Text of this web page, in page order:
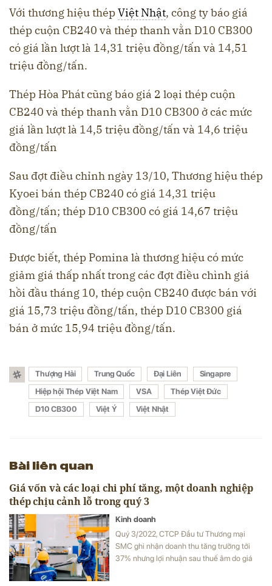
Với thương hiệu thépViệt Nhật, công ty báo giá
thép cuộn CB240 và thép thanh vằn D10 CB300
có giá lần lượt là 14,31 triệu đồng/tấn và 14,51
triệu đồng/tấn.
Thép Hòa Phát cũng báo giá 2 loại thép cuộn
CB240 và thép thanh vằn D10 CB300 ở các mức
giá lần lượt là 14,5 triệu đồng/tấn và 14,6 triệu
đồng/tấn
Sau đợt điều chỉnh ngày 13/10, Thương hiệu thép
Kyoei bán thép CB240 có giá 14,31 triệu
đồng/tấn; thép D10 CB300 có giá 14,67 triệu
đồng/tấn
Được biết, thép Pomina là thương hiệu có mức
giảm giá thấp nhất trong các đợt điều chình giá
hồi đầu tháng 10, thép cuộn CB240 được bán với
giá 15,73 triệu đồng/tấn, thép D10 CB300 giá
bán ở mức 15,94 triệu đồng/tấn.
Thượng Hải Trung Quốc Đại Liên
Singapre
Hiệp hội Thép Việt Nam
VSA
Thép Việt Đức
D10 CB300
Việt Ý Việt Nhật
Bài liên quan
Giá vốn và các loại chi phí tăng, một doanh nghiệp
thép chịu cảnh lỗ trong quý 3
Kinh doanh
Quý 3/2022, CTCP Đầu tư Thương mại
SMC ghi nhận doanh thu tăng trưởng tới
37% nhưng lợi nhuận sau thuế âm do giá